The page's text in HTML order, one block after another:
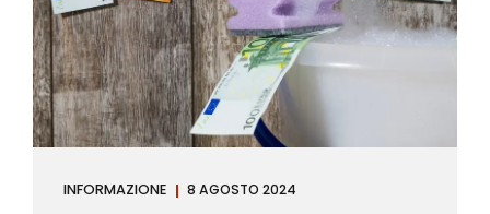
INFORMAZIONE 8 AGOSTO 2024